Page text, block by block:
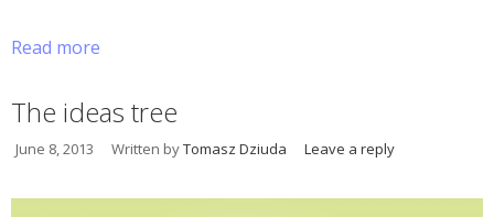
Read more
The ideas tree
June 8, 2013 Written byTomasz Dziuda Leave a reply